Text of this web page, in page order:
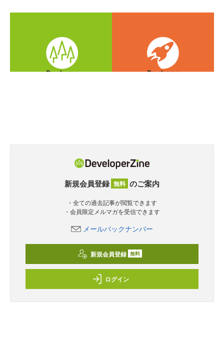
新規会員登録 無料 のご案内
・全ての過去記事が閲覧できます
・会員限定メルマガを受信できます
メールバックナンバー
新規会員登録 無料
ログイン